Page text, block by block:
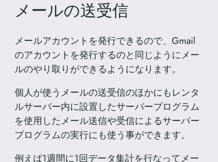
メールの送受信
メールアカウントを発行できるので、Gmail
のアカウントを発行するのと同じようにメー
ルのやり取りができるようになります。
個人が使うメールの送受信のほかにもレンタ
ルサーバー内に設置したサーバープログラム
を使用したメール送信や受信によるサーバー
プログラムの実行にも使う事ができます。
例えば1週間に1回データ集計を行なってメー